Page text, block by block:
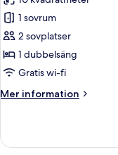
foton
för
Cocoon
Accessible
1 sovrum
2 sovplatser
1 dubbelsäng
Gratis wi-fi
Mer information
Mer
Accessible